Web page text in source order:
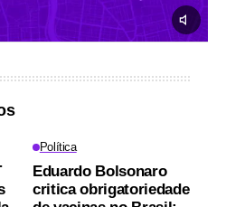
Política
Eduardo Bolsonaro
critica obrigatoriedade